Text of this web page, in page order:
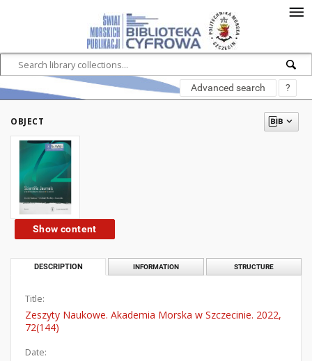
Advanced search ?
OBJECT
Show content
DESCRIPTION INFORMATION STRUCTURE
Title:
Zeszyty Naukowe. Akademia Morska w Szczecinie. 2022,
72(144)
Date: